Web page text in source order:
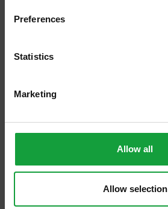
Preferences
Statistics
Marketing
Allow all
Allow selection
specializzazione in analisi sensoriale.